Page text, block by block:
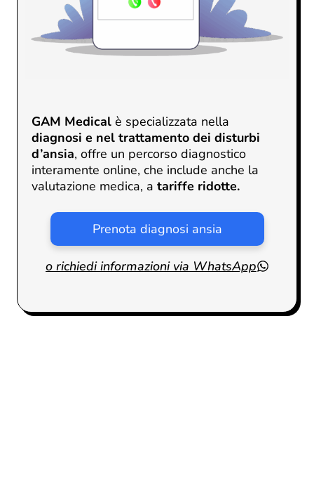
GAM Medical è specializzata nella
diagnosi e nel trattamento dei disturbi
d’ansia, offre un percorso diagnostico
interamente online, che include anche la
valutazione medica, a tariffe ridotte.
Prenota diagnosi ansia
o richiedi informazioni via WhatsApp